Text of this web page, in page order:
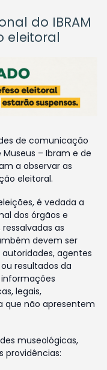
do IBRAM
eleitoral
de comunicação
– Ibram e de
a observar as
eleitoral.
é vedada a
dos órgãos e
as
devem ser
agentes
resultados da
legais,
que não apresentem
museológicas,
providências: